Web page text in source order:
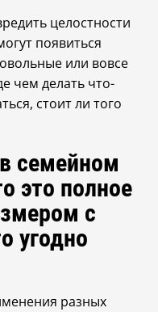
целостности
появиться
или вовсе
чем делать что-
стоит ли того
семейном
это полное
с
угодно
разных